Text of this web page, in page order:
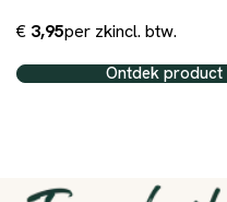
€ 3,95per zkincl. btw.
Ontdek product